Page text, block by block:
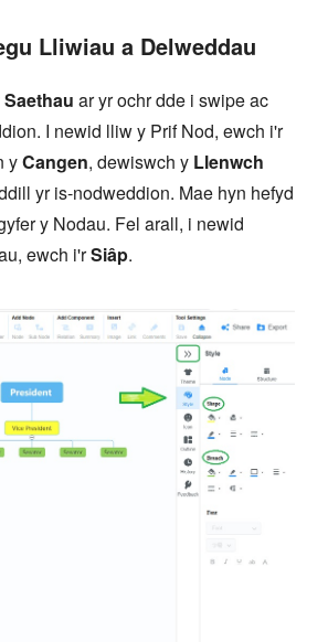
Lliwiau a Delweddau
Saethau ar yr ochr dde i swipe ac
I newid lliw y Prif Nod, ewch i'r
yCangen, dewiswch y Llenwch
yr is-nodweddion. Mae hyn hefyd
y Nodau. Fel arall, i newid
ewch i'rSiâp.